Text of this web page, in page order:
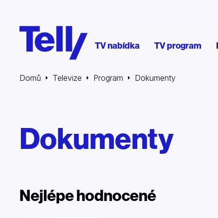
TV nabídka TV program
Domů Televize Program Dokumenty
Dokumenty
Nejlépe hodnocené